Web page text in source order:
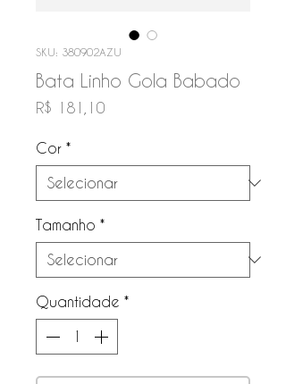
SKU: 380902AZU
Bata Linho Gola Babado
R$ 181,10Preço
Cor *
Tamanho *
Quantidade *